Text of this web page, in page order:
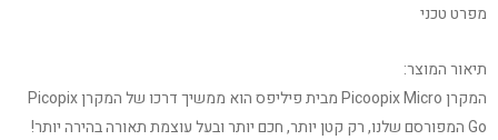
מפרט טכני
תיאור המוצר:
המקרן Picoopix Micro מבית פיליפס הוא ממשיך דרכו של המקרן Picopix
Go המפורסם שלנו, רק קטן יותר, חכם יותר ובעל עוצמת תאורה בהירה יותר!